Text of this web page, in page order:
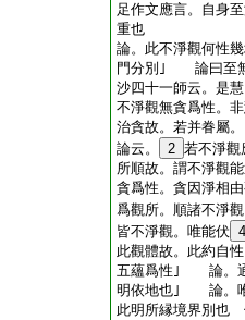
足作文應言。自身
重也
論。此不淨觀何性
門分別｣ 論曰至無
沙四十一師云。是
不淨觀無貪爲性。
治貪故。若并眷屬
論云。
2 若不淨觀
所順故。謂不淨觀
貪爲性。貪因淨相
爲觀所。順諸不淨
皆不淨觀。唯能伏 4
此觀體故。此約自
五蘊爲性｣ 論。通
明依地也｣ 論。唯
此明所縁境界別也